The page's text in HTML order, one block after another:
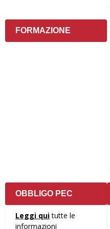
FORMAZIONE
OBBLIGO PEC
Leggi quitutte le
informazioni